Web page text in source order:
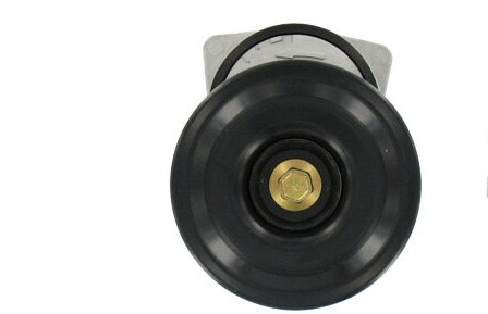
intinzatoare
automatic
103 mm